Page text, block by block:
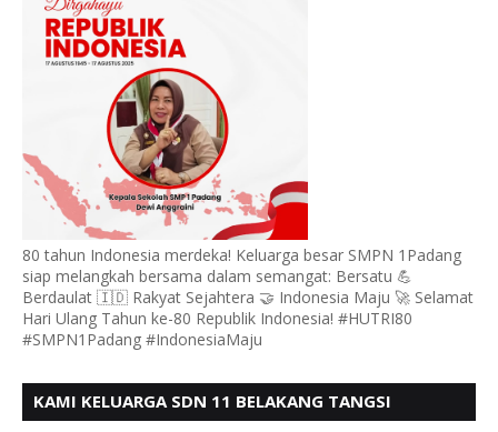
80 tahun Indonesia merdeka! Keluarga besar SMPN 1Padang
siap melangkah bersama dalam semangat: Bersatu 💪
Berdaulat 🇮🇩 Rakyat Sejahtera 🤝 Indonesia Maju 🚀 Selamat
Hari Ulang Tahun ke-80 Republik Indonesia! #HUTRI80
#SMPN1Padang #IndonesiaMaju
KAMI KELUARGA SDN 11 BELAKANG TANGSI